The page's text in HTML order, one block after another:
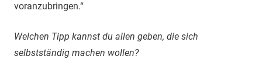
voranzubringen.“
Welchen Tipp kannst du allen geben, die sich
selbstständig machen wollen?